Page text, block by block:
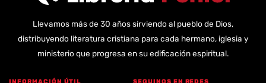
Llevamos más de 30 años sirviendo al pueblo de Dios,
distribuyendo literatura cristiana para cada hermano, iglesia y
ministerio que progresa en su edificación espiritual.
INFORMACIÓN ÚTIL SEGUINOS EN REDES